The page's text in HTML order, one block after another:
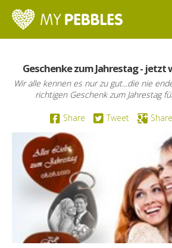
Geschenke zum Jahrestag - jetzt
Wir alle kennen es nur zu gut...die nie
richtigen Geschenk zum Jahrestag
Share Tweet Share